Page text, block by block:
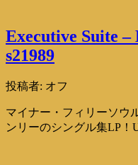
Executive Suite –
s21989
投稿者: オフ
マイナー・フィリーソウ
ンリーのシングル集LP